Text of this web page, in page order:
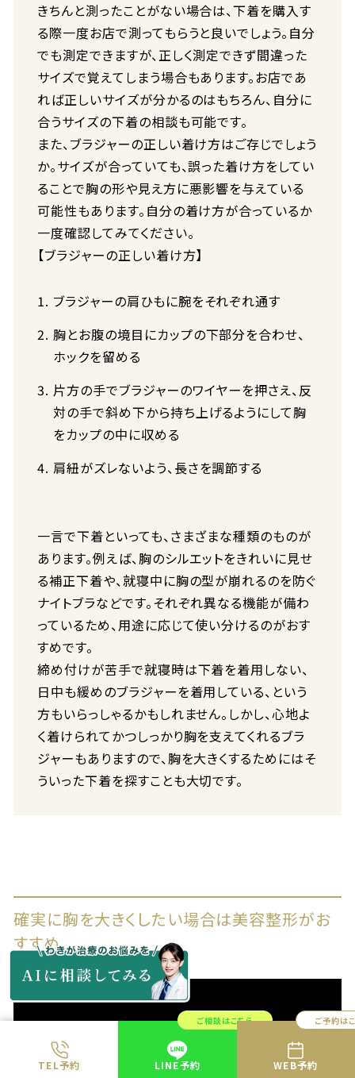
TEL予約
ご相談はこちら
LINE予約
ご予約は
WEB予約
きちんと測ったことがない場合は、下着を購入す
る際一度お店で測ってもらうと良いでしょう。自分
でも測定できますが、正しく測定できず間違った
サイズで覚えてしまう場合もあります。お店であ
れば正しいサイズが分かるのはもちろん、自分に
合うサイズの下着の相談も可能です。
また、ブラジャーの正しい着け方はご存じでしょう
か。サイズが合っていても、誤った着け方をしてい
ることで胸の形や見え方に悪影響を与えている
可能性もあります。自分の着け方が合っているか
一度確認してみてください。
【ブラジャーの正しい着け方】
ブラジャーの肩ひもに腕をそれぞれ通す
胸とお腹の境目にカップの下部分を合わせ、
ホックを留める
片方の手でブラジャーのワイヤーを押さえ、反
対の手で斜め下から持ち上げるようにして胸
をカップの中に収める
肩紐がズレないよう、長さを調節する
一言で下着といっても、さまざまな種類のものが
あります。例えば、胸のシルエットをきれいに見せ
る補正下着や、就寝中に胸の型が崩れるのを防ぐ
ナイトブラなどです。それぞれ異なる機能が備わ
っているため、用途に応じて使い分けるのがおす
すめです。
締め付けが苦手で就寝時は下着を着用しない、
日中も緩めのブラジャーを着用している、という
方もいらっしゃるかもしれません。しかし、心地よ
く着けられてかつしっかり胸を支えてくれるブラ
ジャーもありますので、胸を大きくするためにはそ
ういった下着を探すことも大切です。
確実に胸を大きくしたい場合は美容整形がお
すすめ